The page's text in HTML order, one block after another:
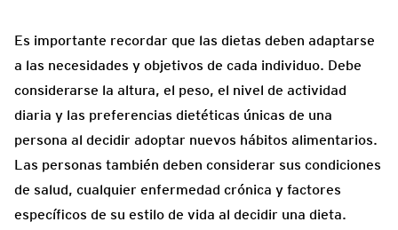
Es importante recordar que las dietas deben adaptarse
a las necesidades y objetivos de cada individuo. Debe
considerarse la altura, el peso, el nivel de actividad
diaria y las preferencias dietéticas únicas de una
persona al decidir adoptar nuevos hábitos alimentarios.
Las personas también deben considerar sus condiciones
de salud, cualquier enfermedad crónica y factores
específicos de su estilo de vida al decidir una dieta.